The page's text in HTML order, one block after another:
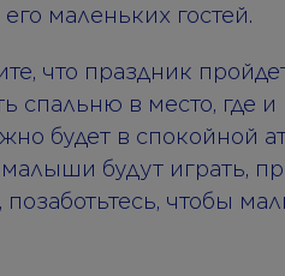
маленьких гостей.
что праздник
спальню в место,
будет в спокойной
малыши будут играть,
позаботьтесь, чтобы